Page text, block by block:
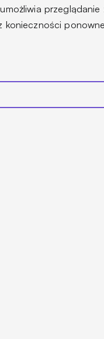
przeglądanie
konieczności